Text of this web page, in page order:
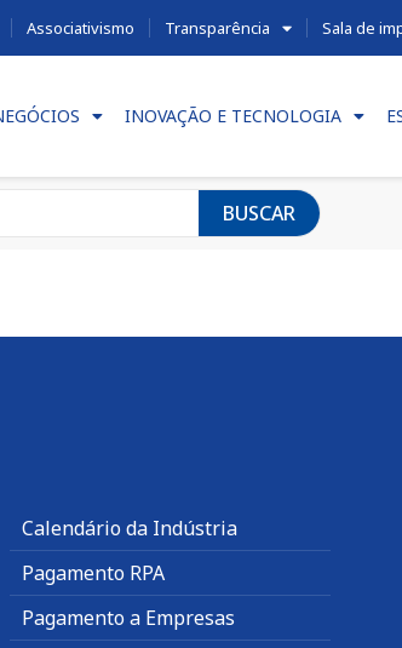
Associativismo Transparência Sala de
INOVAÇÃO E TECNOLOGIA
BUSCAR
Calendário da Indústria
Pagamento RPA
Pagamento a Empresas